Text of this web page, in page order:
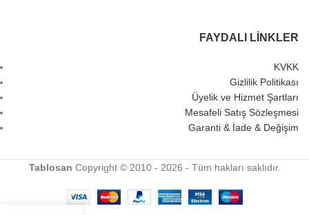
FAYDALI LINKLER
KVKK
Gizlilik Politikası
Üyelik ve Hizmet Şartları
Mesafeli Satış Sözleşmesi
Garanti & İade & Değişim
Tablosan Copyright © 2010 - 2026 - Tüm hakları saklıdır.